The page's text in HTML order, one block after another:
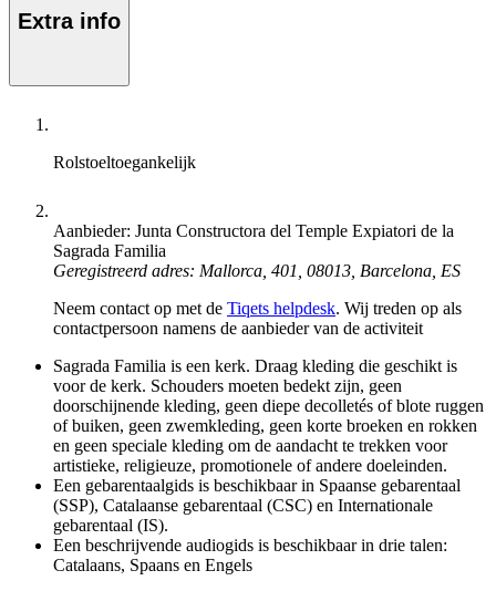
Extra info
Rolstoeltoegankelijk
Aanbieder: Junta Constructora del Temple Expiatori de la
Sagrada Familia
Geregistreerd adres: Mallorca, 401, 08013, Barcelona, ES
Neem contact op met de Tiqets helpdesk. Wij treden op als
contactpersoon namens de aanbieder van de activiteit
Sagrada Familia is een kerk. Draag kleding die geschikt is
voor de kerk. Schouders moeten bedekt zijn, geen
doorschijnende kleding, geen diepe decolletés of blote ruggen
of buiken, geen zwemkleding, geen korte broeken en rokken
en geen speciale kleding om de aandacht te trekken voor
artistieke, religieuze, promotionele of andere doeleinden.
Een gebarentaalgids is beschikbaar in Spaanse gebarentaal
(SSP), Catalaanse gebarentaal (CSC) en Internationale
gebarentaal (IS).
Een beschrijvende audiogids is beschikbaar in drie talen:
Catalaans, Spaans en Engels